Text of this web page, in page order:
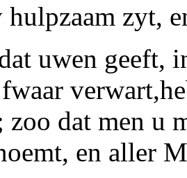
zyt,
uwen geeft,
dat men u
en aller